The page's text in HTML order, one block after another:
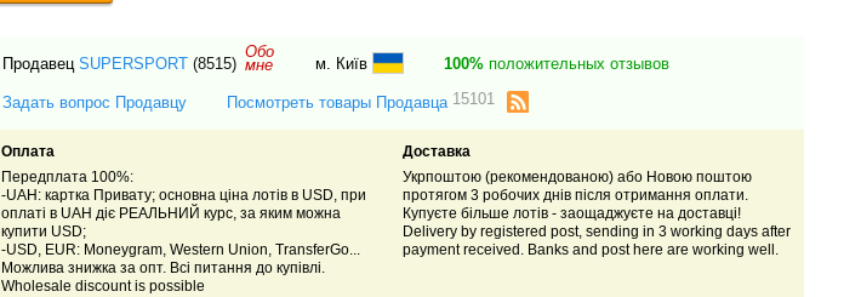
Продавец SUPERSPORT (8515)
Обо
мне м. Київ 100%положительных отзывов
Задать вопрос Продавцу Посмотреть товары Продавца 15101
Оплата
Передплата 100%:
-UAH: картка Привату; основна ціна лотів в USD, при
оплаті в UAH діє РЕАЛЬНИЙ курс, за яким можна
купити USD;
-USD, EUR: Moneygram, Western Union, TransferGo...
Можлива знижка за опт. Всі питання до купівлі.
Wholesale discount is possible
Доставка
Укрпоштою (рекомендованою) або Новою поштою
протягом 3 робочих днів після отримання оплати.
Купуєте більше лотів - заощаджуєте на доставці!
Delivery by registered post, sending in 3 working days after
payment received. Banks and post here are working well.